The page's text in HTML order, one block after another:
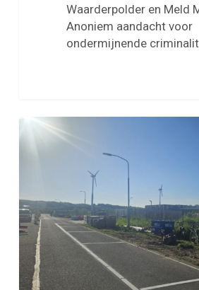
Waarderpolder en Meld
Anoniem aandacht voor
ondermijnende
Parkmanagement
pakt
motorrijscholen
Ted
Vermeulenweg
aan